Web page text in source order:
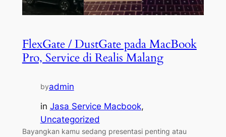
FlexGate / DustGate pada MacBook
Pro, Service di Realis Malang
byadmin
in Jasa Service Macbook
Uncategorized
Bayangkan kamu sedang presentasi penting atau